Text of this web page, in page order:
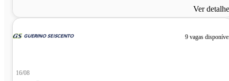
Ver
9 vagas
16/08